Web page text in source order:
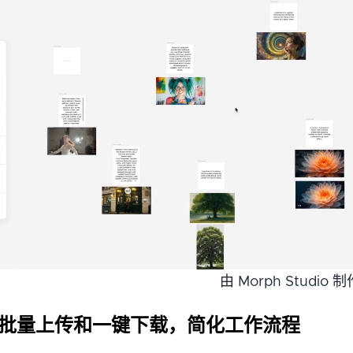
由 Morph Studio 制
量上传和一键下载，简化工作流程